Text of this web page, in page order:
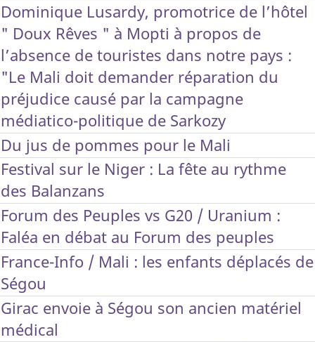
Dominique Lusardy, promotrice de l’hôtel
" Doux Rêves " à Mopti à propos de
l’absence de touristes dans notre pays :
"Le Mali doit demander réparation du
préjudice causé par la campagne
médiatico-politique de Sarkozy
Du jus de pommes pour le Mali
Festival sur le Niger : La fête au rythme
des Balanzans
Forum des Peuples vs G20 / Uranium :
Faléa en débat au Forum des peuples
France-Info / Mali : les enfants déplacés de
Ségou
Girac envoie à Ségou son ancien matériel
médical